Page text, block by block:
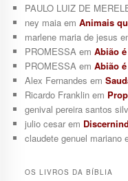
PAULO LUIZ DE
ney maiaem Animais
marlene maria de jesus
PROMESSA em Abião
PROMESSA em Abião
Alex Fernandes em
Ricardo Franklinem
genival pereira santos
julio cesarem
claudete genuel mariano
OS LIVROS DA BÍBLIA